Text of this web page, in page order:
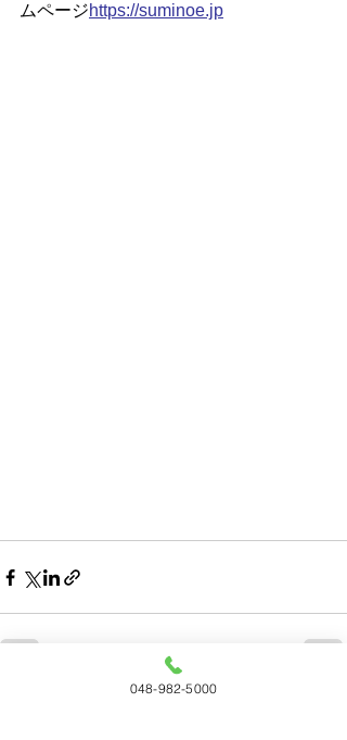
ムページhttps://suminoe.jp
048-982-5000